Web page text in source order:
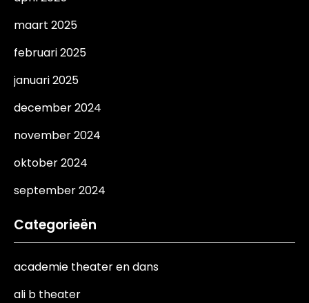
maart 2025
februari 2025
januari 2025
december 2024
november 2024
oktober 2024
september 2024
Categorieën
academie theater en dans
ali b theater